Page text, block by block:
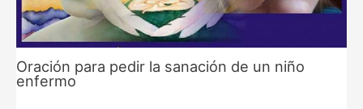
Oración para pedir la sanación de un niño
enfermo